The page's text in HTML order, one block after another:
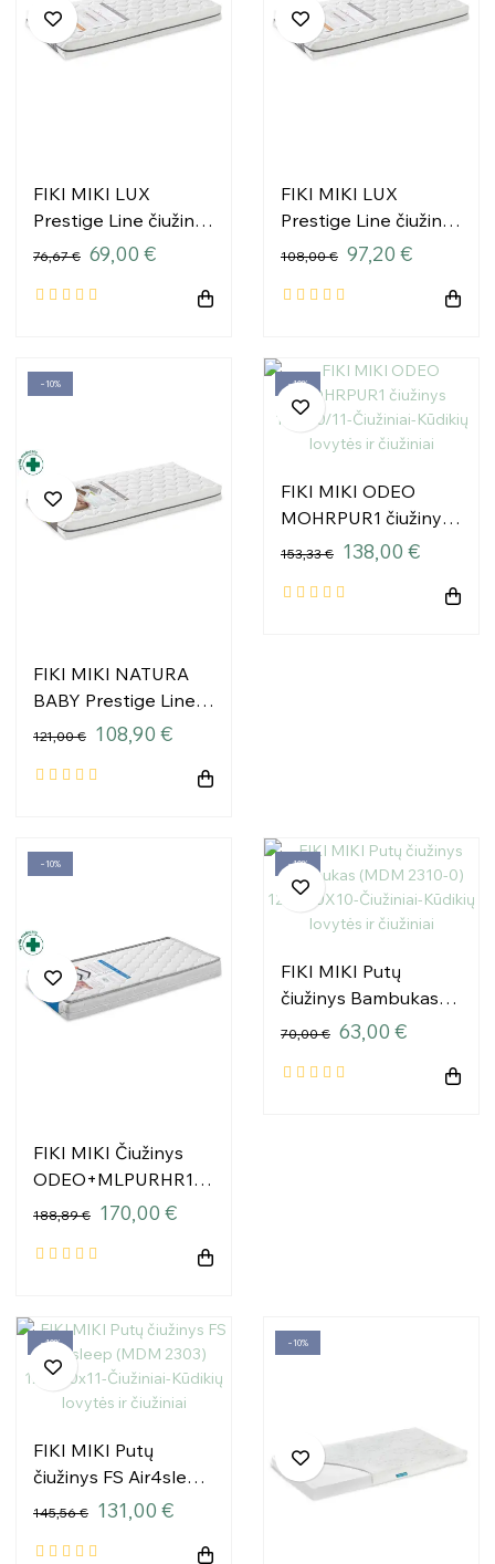
FIKI MIKI LUX
Prestige Line čiužinys
120x60x11,5
76,67 € 69,00 €
FIKI MIKI LUX
Prestige Line čiužinys
140x70x11,5
108,00 € 97,20 €
−10%
FIKI MIKI NATURA
BABY Prestige Line
čiužinys NBPL1
121,00 € 108,90 €
−10%
FIKI MIKI ODEO
MOHRPUR1 čiužinys
140/70/11
153,33 € 138,00 €
−10%
FIKI MIKI Čiužinys
ODEO+MLPURHR1
140/70/11
188,89 € 170,00 €
−10%
FIKI MIKI Putų
čiužinys Bambukas
(MDM 2310-0)
70,00 € 63,00 €
−10%
FIKI MIKI Putų
čiužinys FS Air4sleep
(MDM 2303)
145,56 € 131,00 €
−10%